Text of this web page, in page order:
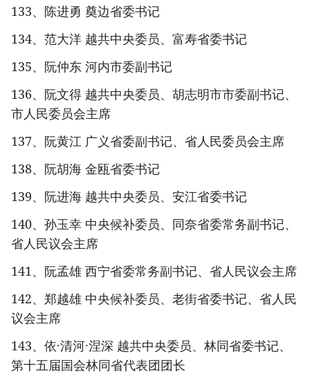
133、陈进勇 奠边省委书记
134、范大洋 越共中央委员、富寿省委书记
135、阮仲东 河内市委副书记
136、阮文得 越共中央委员、胡志明市市委副书记、
市人民委员会主席
137、阮黄江 广义省委副书记、省人民委员会主席
138、阮胡海 金瓯省委书记
139、阮进海 越共中央委员、安江省委书记
140、孙玉幸 中央候补委员、同奈省委常务副书记、
省人民议会主席
141、阮孟雄 西宁省委常务副书记、省人民议会主席
142、郑越雄 中央候补委员、老街省委书记、省人民
议会主席
143、依·清河·涅深 越共中央委员、林同省委书记、
第十五届国会林同省代表团团长